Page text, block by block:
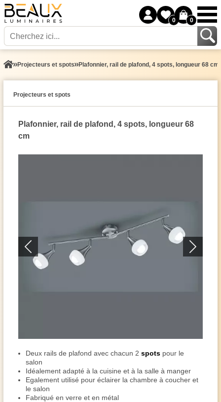
0 0
Projecteurs et spots Plafonnier, rail de plafond, 4 spots, longueur 68 cm
Projecteurs et spots
Plafonnier, rail de plafond, 4 spots, longueur 68
cm
Deux rails de plafond avec chacun 2 spots pour le
salon
Idéalement adapté à la cuisine et à la salle à manger
Egalement utilisé pour éclairer la chambre à coucher et
le salon
Fabriqué en verre et en métal